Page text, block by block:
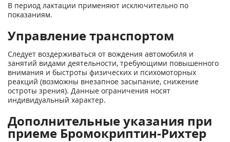
В период лактации применяют исключительно по
показаниям.
Управление транспортом
Следует воздерживаться от вождения автомобиля и
занятий видами деятельности, требующими повышенного
внимания и быстроты физических и психомоторных
реакций (возможны внезапное засыпание, снижение
остроты зрения). Данные ограничения носят
индивидуальный характер.
Дополнительные указания при
приеме Бромокриптин-Рихтер